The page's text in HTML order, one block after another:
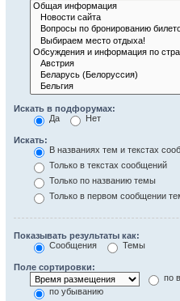
Искать в подфорумах:
Да
Нет
Искать:
В названиях тем и текстах
Только в текстах сообщений
Только по названию темы
Только в первом сообщении
Показывать результаты как:
Сообщения
Темы
Поле сортировки:
по
по убыванию